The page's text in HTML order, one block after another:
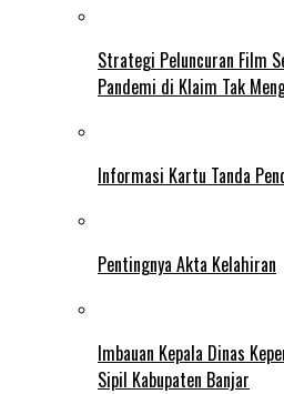
Strategi Peluncuran Film
Pandemi di Klaim Tak
Informasi Kartu Tanda
Pentingnya Akta Kelahiran
Imbauan Kepala Dinas
Sipil Kabupaten Banjar